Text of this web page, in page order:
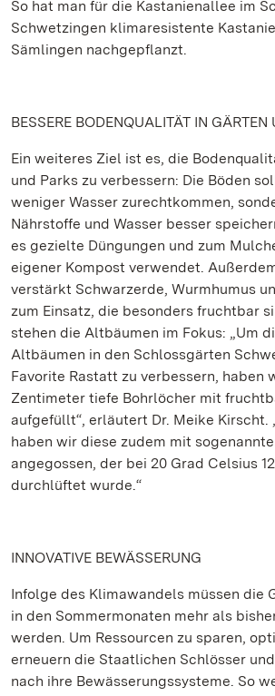
So hat man für die Kastanienallee im
Schwetzingen klimaresistente
Sämlingen nachgepflanzt.
BESSERE BODENQUALITÄT IN GÄRTEN
Ein weiteres Ziel ist es, die
und Parks zu verbessern: Die Böden
weniger Wasser zurechtkommen,
Nährstoffe und Wasser besser
es gezielte Düngungen und zum
eigener Kompost verwendet.
verstärkt Schwarzerde, Wurmhumus
zum Einsatz, die besonders fruchtbar
stehen die Altbäumen im Fokus: „Um
Altbäumen in den Schlossgärten
Favorite Rastatt zu verbessern, haben
Zentimeter tiefe Bohrlöcher mit
aufgefüllt“, erläutert Dr. Meike Kirscht.
haben wir diese zudem mit
angegossen, der bei 20 Grad Celsius
durchlüftet wurde.“
INNOVATIVE BEWÄSSERUNG
Infolge des Klimawandels müssen die
in den Sommermonaten mehr als
werden. Um Ressourcen zu sparen,
erneuern die Staatlichen Schlösser
nach ihre Bewässerungssysteme. So